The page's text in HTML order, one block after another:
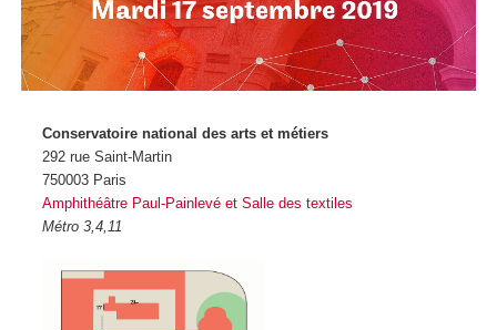
Conservatoire national des arts et métiers
292 rue Saint-Martin
750003 Paris
Amphithéâtre Paul-Painlevé et Salle des textiles
Métro 3,4,11